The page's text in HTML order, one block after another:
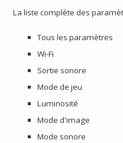
La liste complète des
Tous les paramètres
Wi-Fi
Sortie sonore
Mode de jeu
Luminosité
Mode d'image
Mode sonore